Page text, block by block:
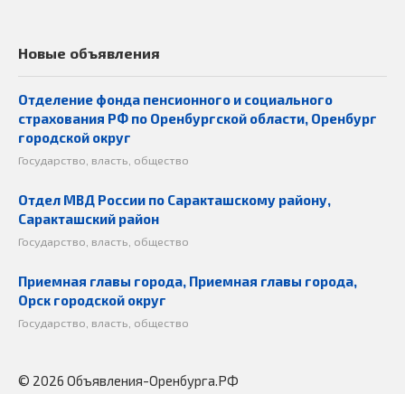
Новые объявления
Отделение фонда пенсионного и социального
страхования РФ по Оренбургской области, Оренбург
городской округ
Государство, власть, общество
Отдел МВД России по Саракташскому району,
Саракташский район
Государство, власть, общество
Приемная главы города, Приемная главы города,
Орск городской округ
Государство, власть, общество
© 2026 Объявления-Оренбурга.РФ